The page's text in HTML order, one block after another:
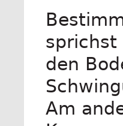
sprichst
den
Am